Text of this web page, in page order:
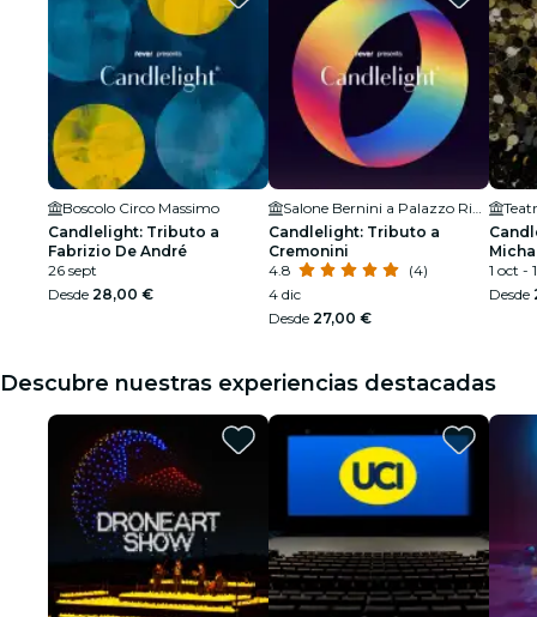
Boscolo Circo Massimo
Candlelight: Tributo a
Fabrizio De André
26 sept
Desde 28,00 €
Candlelight: Tributo a
Cremonini
4.8
(4)
4 dic
Desde 27,00 €
1 oct -
Desde
Descubre nuestras experiencias destacadas